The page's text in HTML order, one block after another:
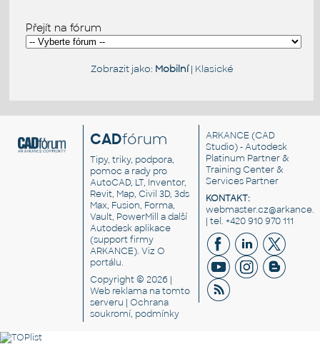
Přejít na fórum
Zobrazit jako: Mobilní| Klasické
CADfórum
Tipy, triky, podpora,
pomoc a rady pro
AutoCAD, LT, Inventor,
Revit, Map, Civil 3D, 3ds
Max, Fusion, Forma,
Vault, PowerMill a další
Autodesk aplikace
(support firmy
ARKANCE). VizO
portálu.
Copyright © 2026 |
Web reklama na tomto
serveru |Ochrana
soukromí, podmínky
ARKANCE (CAD
Studio) - Autodesk
Platinum Partner &
Training Center &
Services Partner
KONTAKT:
| tel. +420 910 970 111